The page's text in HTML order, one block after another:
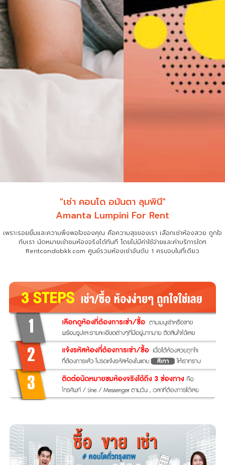
"เช่า คอนโด อมันตา ลุมพินี"
Amanta Lumpini For Rent
เพราะรอยยิ้มและความพึงพอใจของคุณ คือความสุขของเรา เลือกเช่าห้องสวย ถูกใจ
กับเรา นัดหมายเข้าชมห้องจริงได้ทันที โดยไม่มีค่าใช้จ่ายและค่าบริการใดๆ
Rentcondobkk.com ศูนย์รวมห้องเช่าอันดับ 1 ครบจบในที่เดียว